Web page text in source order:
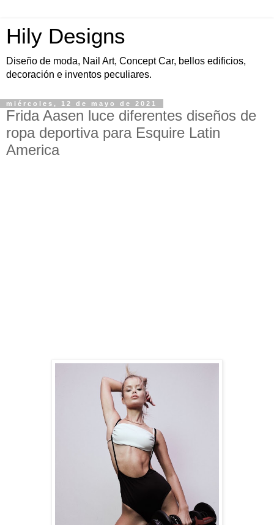
Hily Designs
Diseño de moda, Nail Art, Concept Car, bellos edificios,
decoración e inventos peculiares.
miércoles, 12 de mayo de 2021
Frida Aasen luce diferentes diseños de
ropa deportiva para Esquire Latin
America